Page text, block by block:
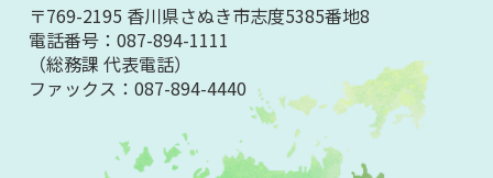
〒769-2195 香川県さぬき市志度5385番地8
電話番号：087-894-1111
（総務課 代表電話）
ファックス：087-894-4440